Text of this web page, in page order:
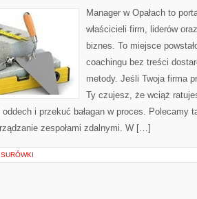
Manager w Opałach to
właścicieli firm, liderów
biznes. To miejsce
coachingu bez treści
metody. Jeśli Twoja firma
Ty czujesz, że wciąż
oddech i przekuć bałagan w proces. Polecamy
zespołami zdalnymi. W […]
SURÓWKI